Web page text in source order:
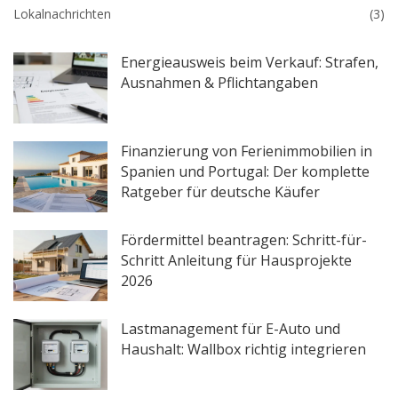
Lokalnachrichten (3)
Energieausweis beim Verkauf: Strafen,
Ausnahmen & Pflichtangaben
Finanzierung von Ferienimmobilien in
Spanien und Portugal: Der komplette
Ratgeber für deutsche Käufer
Fördermittel beantragen: Schritt-für-
Schritt Anleitung für Hausprojekte
2026
Lastmanagement für E-Auto und
Haushalt: Wallbox richtig integrieren